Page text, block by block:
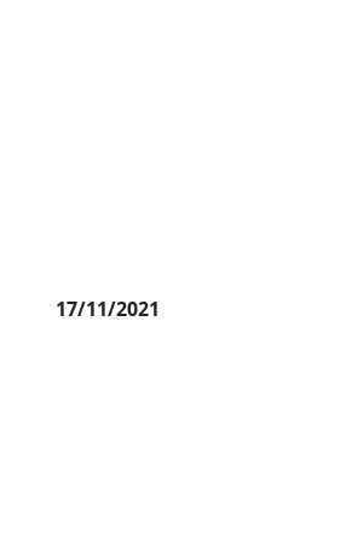
17/11/2021